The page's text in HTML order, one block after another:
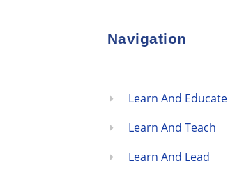
Navigation
Learn And Educate
Learn And Teach
Learn And Lead